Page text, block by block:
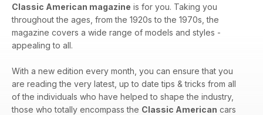
Classic American magazine is for you. Taking you
throughout the ages, from the 1920s to the 1970s, the
magazine covers a wide range of models and styles -
appealing to all.
With a new edition every month, you can ensure that you
are reading the very latest, up to date tips & tricks from all
of the individuals who have helped to shape the industry,
those who totally encompass the Classic American cars